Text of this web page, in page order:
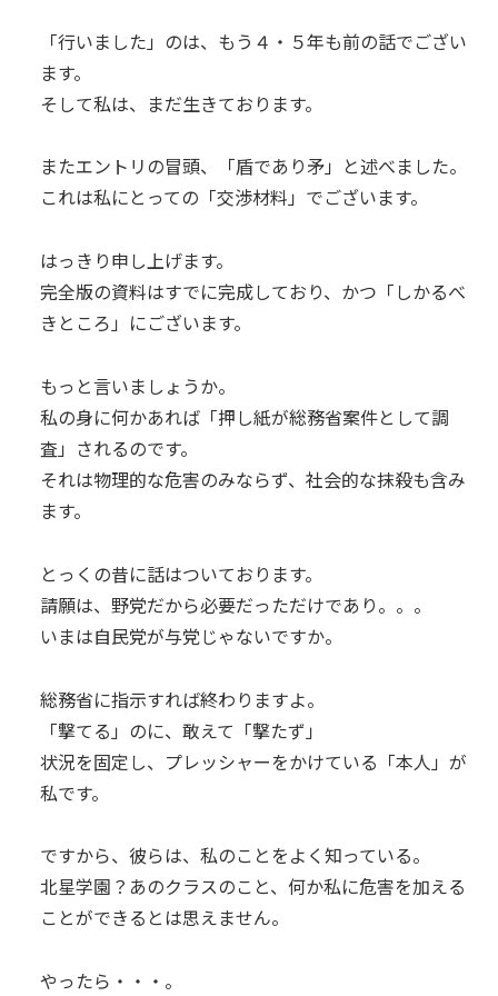
「行いました」のは、もう４・５年も前の話でござい
ます。
そして私は、まだ生きております。
またエントリの冒頭、「盾であり矛」と述べました。
これは私にとっての「交渉材料」でございます。
はっきり申し上げます。
完全版の資料はすでに完成しており、かつ「しかるべ
きところ」にございます。
もっと言いましょうか。
私の身に何かあれば「押し紙が総務省案件として調
査」されるのです。
それは物理的な危害のみならず、社会的な抹殺も含み
ます。
とっくの昔に話はついております。
請願は、野党だから必要だっただけであり。。。
いまは自民党が与党じゃないですか。
総務省に指示すれば終わりますよ。
「撃てる」のに、敢えて「撃たず」
状況を固定し、プレッシャーをかけている「本人」が
私です。
ですから、彼らは、私のことをよく知っている。
北星学園？あのクラスのこと、何か私に危害を加える
ことができるとは思えません。
やったら・・・。